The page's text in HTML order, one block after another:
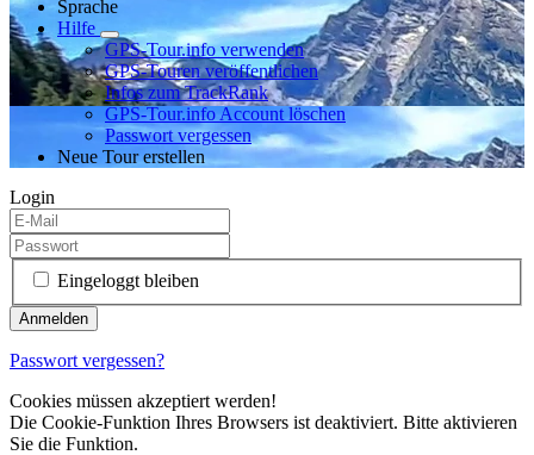
Sprache
Hilfe
GPS-Tour.info verwenden
GPS-Touren veröffentlichen
Infos zum TrackRank
GPS-Tour.info Account löschen
Passwort vergessen
Neue Tour erstellen
Login
Eingeloggt bleiben
Passwort vergessen?
Cookies müssen akzeptiert werden!
Die Cookie-Funktion Ihres Browsers ist deaktiviert. Bitte aktivieren
Sie die Funktion.